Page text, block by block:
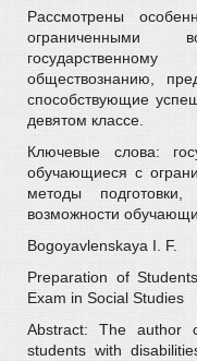
Рассмотрены
ограниченными
обществознанию,
способствующие
девятом классе.
Ключевые слова:
обучающиеся с
методы
возможности
Bogoyavlenskaya I. F.
Preparation of
Exam in Social Studies
Abstract: The author
students with